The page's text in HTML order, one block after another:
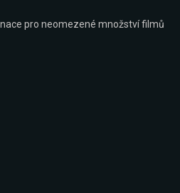
pro neomezené množství filmů